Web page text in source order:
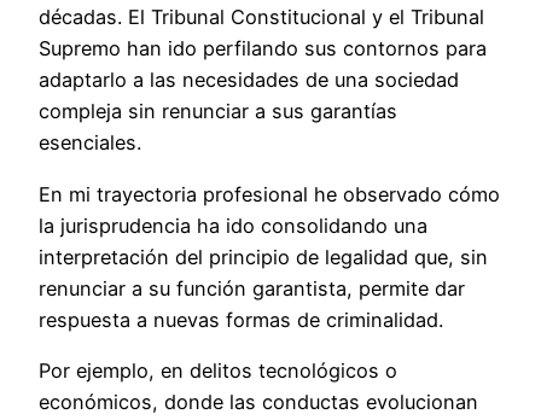
décadas. El Tribunal Constitucional y el Tribunal
Supremo han ido perfilando sus contornos para
adaptarlo a las necesidades de una sociedad
compleja sin renunciar a sus garantías
esenciales.
En mi trayectoria profesional he observado cómo
la jurisprudencia ha ido consolidando una
interpretación del principio de legalidad que, sin
renunciar a su función garantista, permite dar
respuesta a nuevas formas de criminalidad.
Por ejemplo, en delitos tecnológicos o
económicos, donde las conductas evolucionan